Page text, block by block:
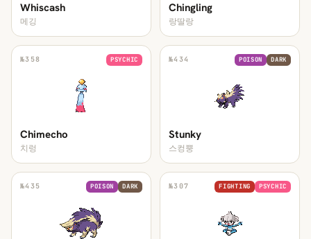
Whiscash
메깅
Chingling
랑딸랑
№358 PSYCHIC
Chimecho
치렁
№434 POISON DARK
Stunky
스컹뿡
№435 POISON DARK №307 FIGHTING PSYCHIC